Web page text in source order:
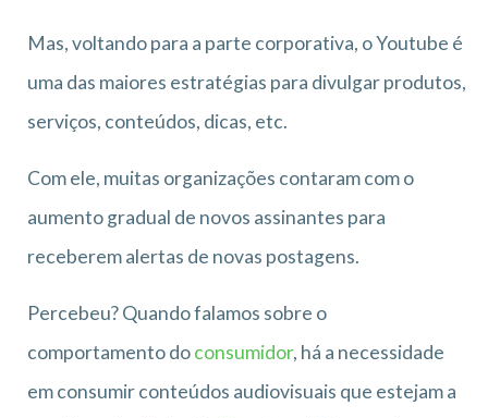
Mas, voltando para a parte corporativa, o Youtube é
uma das maiores estratégias para divulgar produtos,
serviços, conteúdos, dicas, etc.
Com ele, muitas organizações contaram com o
aumento gradual de novos assinantes para
receberem alertas de novas postagens.
Percebeu? Quando falamos sobre o
comportamento doconsumidor, há a necessidade
em consumir conteúdos audiovisuais que estejam a